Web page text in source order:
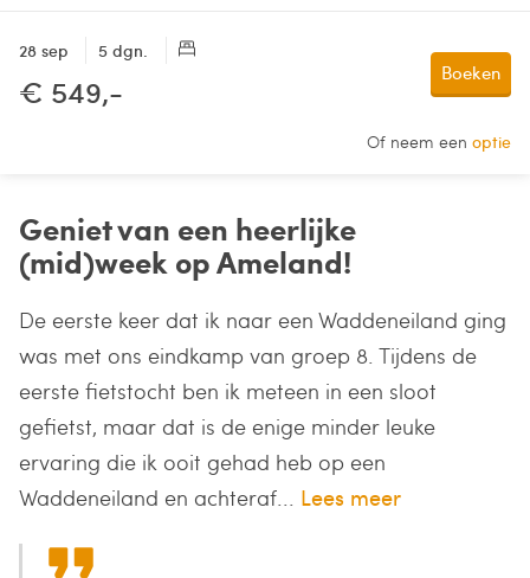
28 sep 5 dgn.
€ 549,- Boeken
Of neem een optie
Geniet van een heerlijke
(mid)week op Ameland!
De eerste keer dat ik naar een Waddeneiland ging
was met ons eindkamp van groep 8. Tijdens de
eerste fietstocht ben ik meteen in een sloot
gefietst, maar dat is de enige minder leuke
ervaring die ik ooit gehad heb op een
Waddeneiland en achteraf... Lees meer